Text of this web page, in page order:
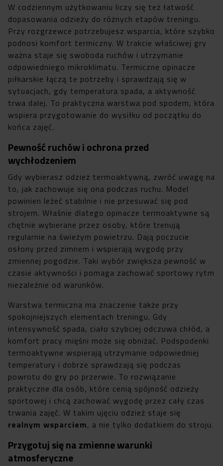
W codziennym użytkowaniu liczy się też łatwość
dopasowania odzieży do różnych etapów treningu.
Przy rozgrzewce potrzebujesz wsparcia, które szybko
podnosi komfort termiczny. W trakcie właściwej gry
ważna staje się swoboda ruchów i utrzymanie
odpowiedniego mikroklimatu. Termiczne opinacze
piłkarskie łączą te potrzeby i sprawdzają się w
sytuacjach, gdy temperatura spada, a aktywność
trwa dalej. To praktyczna warstwa pod spodem, która
wspiera przygotowanie do wysiłku od początku do
końca zajęć.
Pewność ruchów i ochrona przed
wychłodzeniem
Gdy wybierasz odzież termoaktywną, zwróć uwagę na
to, jak zachowuje się ona podczas ruchu. Model
powinien leżeć stabilnie i nie przesuwać się pod
strojem. Właśnie dlatego opinacze termoaktywne są
chętnie wybierane przez osoby, które trenują
regularnie na świeżym powietrzu. Dają poczucie
osłony przed zimnem i wspierają wygodę przy
zmiennej pogodzie. Taki wybór zwiększa pewność w
czasie aktywności i pomaga zachować sportowy rytm
niezależnie od warunków.
Warstwa termiczna ma znaczenie także przy
spokojniejszych elementach treningu. Gdy
intensywność spada, ciało szybciej odczuwa chłód, a
komfort pracy mięśni może się obniżać. Podspodenki
termoaktywne wspierają utrzymanie odpowiedniej
temperatury i dobrze sprawdzają się podczas
powrotu do gry po przerwie. To rozwiązanie
praktyczne dla osób, które cenią spójność odzieży
sportowej i chcą zachować wygodę przez cały czas
trwania zajęć. W takim ujęciu odzież staje się
realnym wsparciem, a nie tylko dodatkiem do stroju.
Przygotuj się na zmienne warunki
atmosferyczne